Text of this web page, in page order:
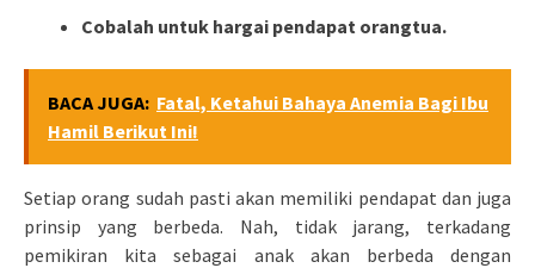
Cobalah untuk hargai pendapat orangtua.
BACA JUGA: Fatal, Ketahui Bahaya Anemia Bagi Ibu
Hamil Berikut Ini!
Setiap orang sudah pasti akan memiliki pendapat dan juga
prinsip yang berbeda. Nah, tidak jarang, terkadang
pemikiran kita sebagai anak akan berbeda dengan